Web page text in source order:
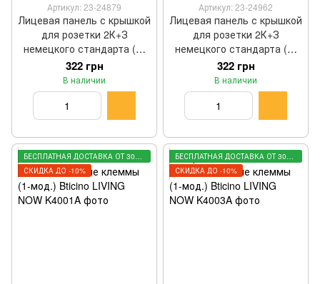
Артикул: 23-24879
Лицевая панель с крышкой
для розетки 2К+З
немецкого стандарта (2-
мод.) Bticino LIVING NOW
цвет песочный KM04P
322 грн
В наличии
Артикул: 23-24962
Лицевая панель с крышкой
для розетки 2К+З
немецкого стандарта (2-
мод.) Bticino LIVING NOW
цвет белый KW04P
322 грн
В наличии
БЕСПЛАТНАЯ ДОСТАВКА ОТ 3000 ГРН
СКИДКА ДО -10%
БЕСПЛАТНАЯ ДОСТАВКА ОТ 3000 ГРН
СКИДКА ДО -10%